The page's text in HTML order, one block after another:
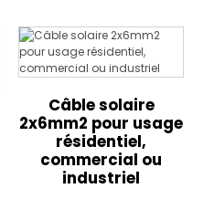
Câble solaire
2x6mm2 pour usage
résidentiel,
commercial ou
industriel